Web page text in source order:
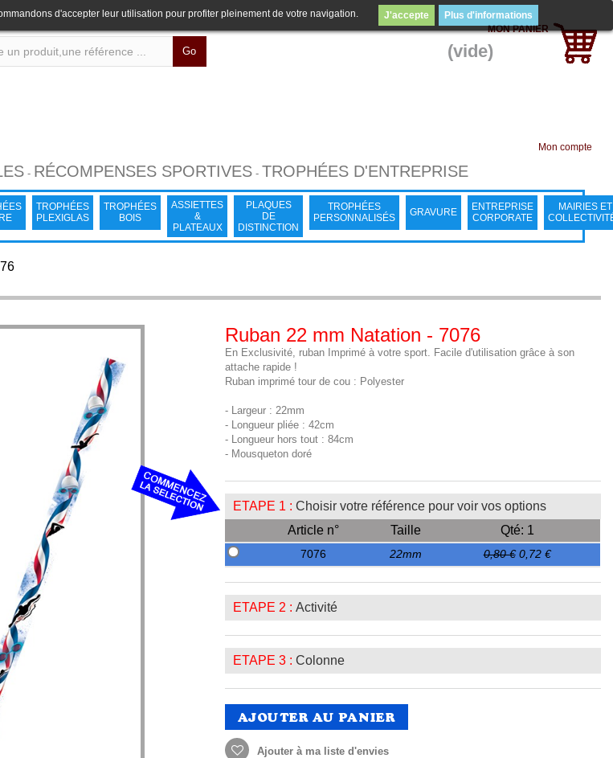
Go
MON PANIER
(vide)
Mon compte
- RÉCOMPENSES SPORTIVES- TROPHÉES D'ENTREPRISE
TROPHÉES
PLEXIGLAS
TROPHÉES
BOIS
ASSIETTES
&
PLATEAUX
PLAQUES
DE
DISTINCTION
TROPHÉES
PERSONNALISÉS
GRAVURE
ENTREPRISE
CORPORATE
MAIRIES ET
d'accepter leur utilisation pour profiter pleinement de votre navigation. J'accepte Plus d'informations
Ruban 22 mm Natation - 7076
En Exclusivité, ruban Imprimé à votre sport. Facile d'utilisation grâce à son
attache rapide !
Ruban imprimé tour de cou : Polyester
- Largeur : 22mm
- Longueur pliée : 42cm
- Longueur hors tout : 84cm
- Mousqueton doré
ETAPE 1 : Choisir votre référence pour voir vos options
Article n°
Taille Qté: 1
7076 22mm 0,80 € 0,72 €
ETAPE 2 : Activité
ETAPE 3 : Colonne
AJOUTER AU PANIER
Ajouter à ma liste d'envies